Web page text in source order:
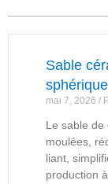
Sable
mai 7, 2026
Le sable de
moulées,
liant,
production